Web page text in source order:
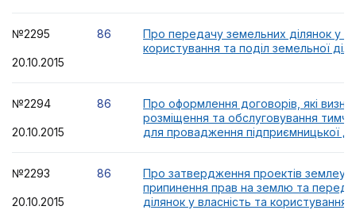
№2295
20.10.2015
86
Про передачу земельних ділянок у
користування та поділ земельної
№2294
20.10.2015
86
Про оформлення договорів, які
розміщення та обслуговування
для провадження підприємницької
№2293
20.10.2015
86
Про затвердження проектів
припинення прав на землю та
ділянок у власність та користування